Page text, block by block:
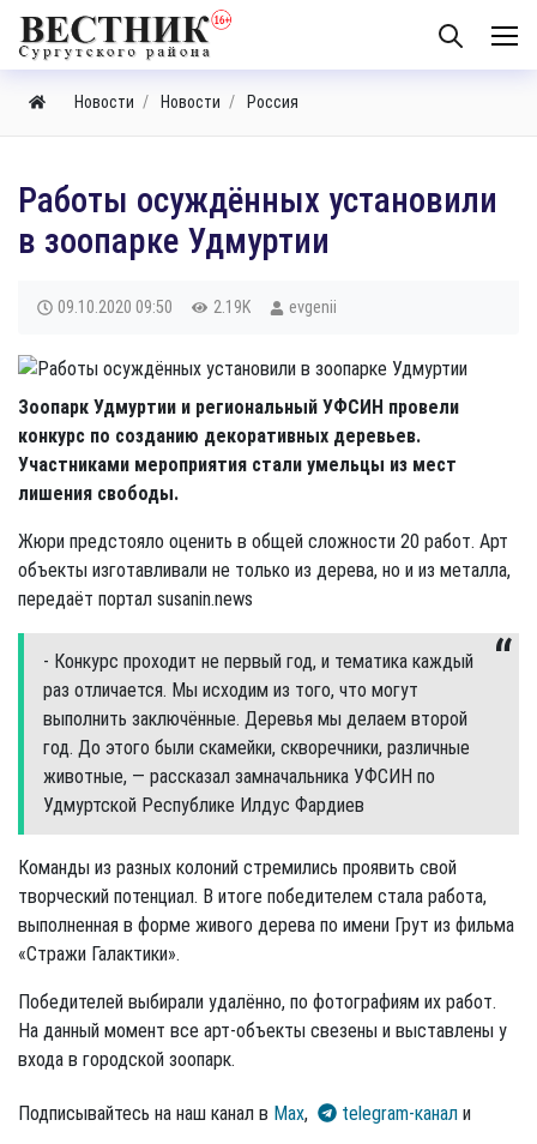
Новости Новости Россия
Работы осуждённых установили
в зоопарке Удмуртии
09.10.2020 09:50 2.19K evgenii
Зоопарк Удмуртии и региональный УФСИН провели
конкурс по созданию декоративных деревьев.
Участниками мероприятия стали умельцы из мест
лишения свободы.
Жюри предстояло оценить в общей сложности 20 работ. Арт
объекты изготавливали не только из дерева, но и из металла,
передаёт портал susanin.news
- Конкурс проходит не первый год, и тематика каждый
раз отличается. Мы исходим из того, что могут
выполнить заключённые. Деревья мы делаем второй
год. До этого были скамейки, скворечники, различные
животные, — рассказал замначальника УФСИН по
Удмуртской Республике Илдус Фардиев
Команды из разных колоний стремились проявить свой
творческий потенциал. В итоге победителем стала работа,
выполненная в форме живого дерева по имени Грут из фильма
«Стражи Галактики».
Победителей выбирали удалённо, по фотографиям их работ.
На данный момент все арт-объекты свезены и выставлены у
входа в городской зоопарк.
Подписывайтесь на наш канал в Max, telegram-канал и